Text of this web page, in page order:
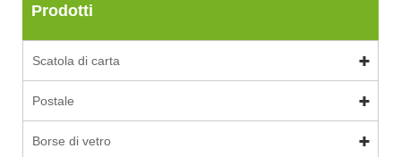
Prodotti
Scatola di carta
Postale
Borse di vetro